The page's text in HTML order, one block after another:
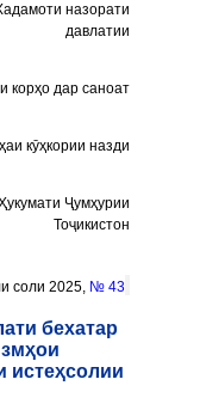
назорати
давлатии
корҳо дар саноат
кӯҳкории назди
Ҷумҳурии
Тоҷикистон
соли 2025, № 43
бехатар
истеҳсолии